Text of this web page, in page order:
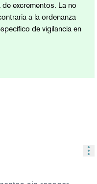
excrementos. La no
a la ordenanza
de vigilancia en